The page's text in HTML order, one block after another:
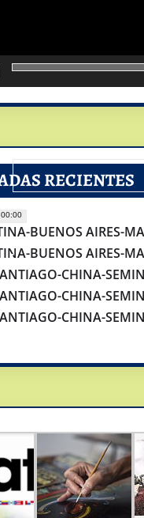
00:00
RECIENTES
BUENOS AIRES-
BUENOS AIRES-
CHINA-
CHINA-
CHINA-